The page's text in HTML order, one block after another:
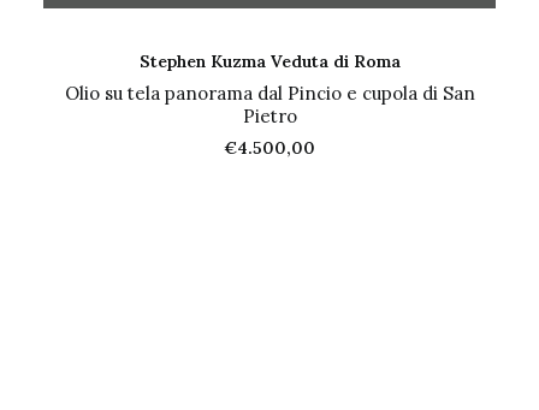
AGGIUNGI AL CARRELLO
Stephen Kuzma Veduta di Roma
Olio su tela panorama dal Pincio e cupola di San
Pietro
€4.500,00